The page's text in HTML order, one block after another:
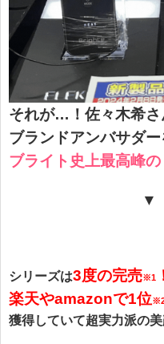
それが…！ 佐々木希
ブランドアンバサダ
ブライト史上最高峰
シリーズは3度の完売※1
楽天やamazonで1位
獲得していて超実力派の美